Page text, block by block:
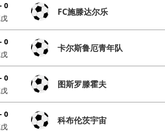
0
FC施滕达尔乐
0
卡尔斯鲁厄青年队
0
图斯罗滕霍夫
0
科布伦茨宇宙